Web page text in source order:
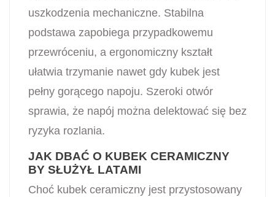
uszkodzenia mechaniczne. Stabilna
podstawa zapobiega przypadkowemu
przewróceniu, a ergonomiczny kształt
ułatwia trzymanie nawet gdy kubek jest
pełny gorącego napoju. Szeroki otwór
sprawia, że napój można delektować się bez
ryzyka rozlania.
JAK DBAĆ O KUBEK CERAMICZNY
BY SŁUŻYŁ LATAMI
Choć kubek ceramiczny jest przystosowany